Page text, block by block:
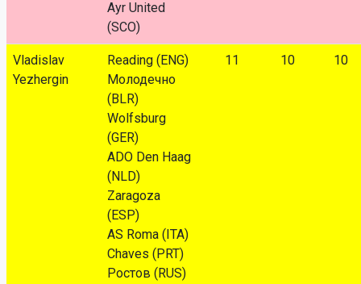
Ayr United
(SCO)
Vladislav
Yezhergin
Reading (ENG)
Молодечно
(BLR)
Wolfsburg
(GER)
ADO Den Haag
(NLD)
Zaragoza
(ESP)
AS Roma (ITA)
Chaves (PRT)
Ростов (RUS)
11 10 10